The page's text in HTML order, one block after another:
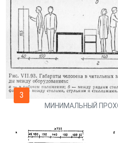
3
МИНИМАЛЬНЫЙ